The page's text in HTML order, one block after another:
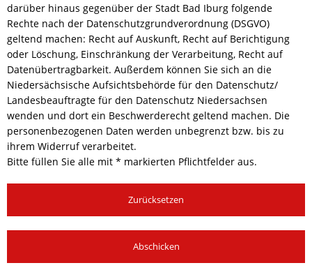
darüber hinaus gegenüber der Stadt Bad Iburg folgende
Rechte nach der Datenschutzgrundverordnung (DSGVO)
geltend machen: Recht auf Auskunft, Recht auf Berichtigung
oder Löschung, Einschränkung der Verarbeitung, Recht auf
Datenübertragbarkeit. Außerdem können Sie sich an die
Niedersächsische Aufsichtsbehörde für den Datenschutz/
Landesbeauftragte für den Datenschutz Niedersachsen
wenden und dort ein Beschwerderecht geltend machen. Die
personenbezogenen Daten werden unbegrenzt bzw. bis zu
ihrem Widerruf verarbeitet.
Bitte füllen Sie alle mit * markierten Pflichtfelder aus.
Zurücksetzen
Abschicken